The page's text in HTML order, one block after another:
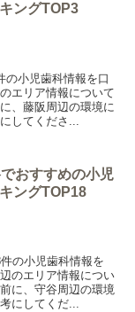
ングTOP3
の小児歯科情報を口
エリア情報について
、藤阪周辺の環境に
してくださ...
でおすすめの小児
ングTOP18
の小児歯科情報を
のエリア情報につい
に、守谷周辺の環境
にしてくだ...